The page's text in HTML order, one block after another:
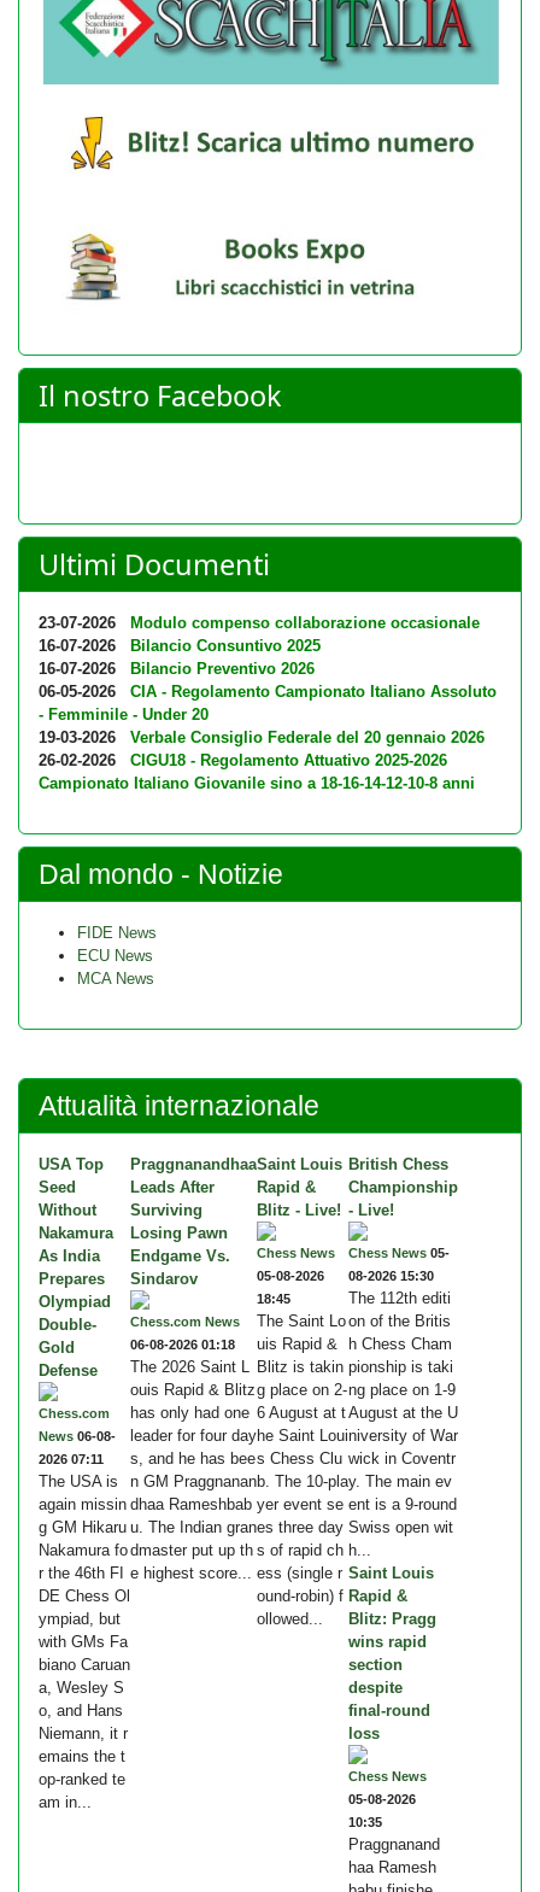
Il nostro Facebook
Ultimi Documenti
23-07-2026
Modulo compenso collaborazione occasionale
16-07-2026
Bilancio Consuntivo 2025
16-07-2026
Bilancio Preventivo 2026
06-05-2026
CIA - Regolamento Campionato Italiano Assoluto
- Femminile - Under 20
19-03-2026
Verbale Consiglio Federale del 20 gennaio 2026
26-02-2026
CIGU18 - Regolamento Attuativo 2025-2026
Campionato Italiano Giovanile sino a 18-16-14-12-10-8 anni
Dal mondo - Notizie
FIDE News
ECU News
MCA News
Attualità internazionale
USA Top
Seed
Without
Nakamura
As India
Prepares
Olympiad
Double-
Gold
Defense
Chess.com
News 06-08-
2026 07:11
The USA is
again missin
g GM Hikaru
Nakamura fo
r the 46th FI
DE Chess Ol
ympiad, but
with GMs Fa
biano Caruan
a, Wesley S
o, and Hans
Niemann, it r
emains the t
op-ranked te
am in...
Praggnanandhaa
Leads After
Surviving
Losing Pawn
Endgame Vs.
Sindarov
Chess.com News
06-08-2026 01:18
The 2026 Saint L
ouis Rapid & Blitz
has only had one
leader for four day
s, and he has bee
n GM Praggnanan
dhaa Rameshbab
u. The Indian gran
dmaster put up th
e highest score...
Saint Louis
Rapid &
Blitz - Live!
Chess News
05-08-2026
18:45
The Saint Lo
uis Rapid &
Blitz is takin
g place on 2-
6 August at t
he Saint Loui
s Chess Clu
b. The 10-pla
yer event se
es three day
s of rapid ch
ess (single r
ound-robin) f
ollowed...
British Chess
Championship
- Live!
Chess News 05-
08-2026 15:30
The 112th editi
on of the Britis
h Chess Cham
pionship is taki
ng place on 1-9
August at the U
niversity of War
wick in Coventr
y. The main ev
ent is a 9-round
Swiss open wit
h...
Saint Louis
Rapid &
Blitz: Pragg
wins rapid
section
despite
final-round
loss
Chess News
05-08-2026
10:35
Praggnanand
haa Ramesh